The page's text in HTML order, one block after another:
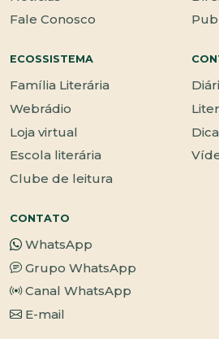
Fale Conosco
ECOSSISTEMA
Família Literária
Webrádio
Loja virtual
Escola literária
Clube de leitura
CONTATO
WhatsApp
Grupo WhatsApp
Canal WhatsApp
E-mail